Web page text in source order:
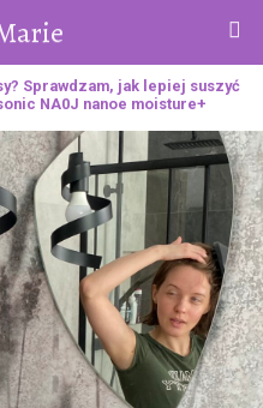
Sprawdzam, jak lepiej suszyć
NA0J nanoe moisture+